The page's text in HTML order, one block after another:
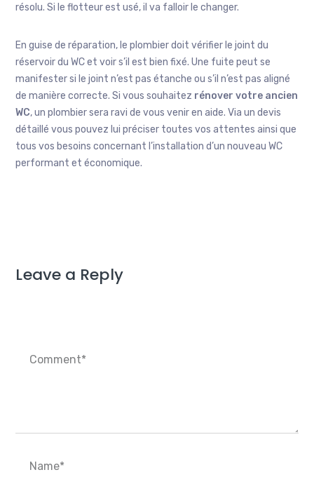
résolu. Si le flotteur est usé, il va falloir le changer.
En guise de réparation, le plombier doit vérifier le joint du
réservoir du WC et voir s’il est bien fixé. Une fuite peut se
manifester si le joint n’est pas étanche ou s’il n’est pas aligné
de manière correcte. Si vous souhaitez rénover votre ancien
WC, un plombier sera ravi de vous venir en aide. Via un devis
détaillé vous pouvez lui préciser toutes vos attentes ainsi que
tous vos besoins concernant l’installation d’un nouveau WC
performant et économique.
Leave a Reply